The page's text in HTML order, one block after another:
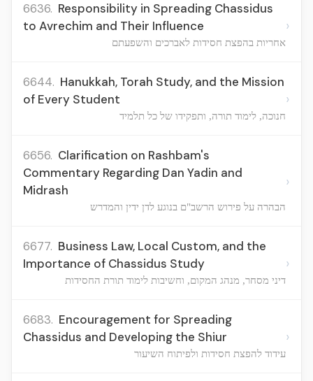
6636. Responsibility in Spreading Chassidus
to Avrechim and Their Influence
אחריות בהפצת חסידות לאברכים והשפעתם
›
6644. Hanukkah, Torah Study, and the Mission
of Every Student
חנוכה, לימוד תורה, ותפקידו של כל תלמיד
›
6656. Clarification on Rashbam's
Commentary Regarding Dan Yadin and
Midrash
הבהרה על פירוש הרשב"ם בנוגע לדן ידין והמדרש
›
6677. Business Law, Local Custom, and the
Importance of Chassidus Study
דיני מסחר, מנהג המקום, וחשיבות לימוד תורת החסידות
›
6683. Encouragement for Spreading
Chassidus and Developing the Shiur
עידוד להפצת חסידות ולפיתוח השיעור
›